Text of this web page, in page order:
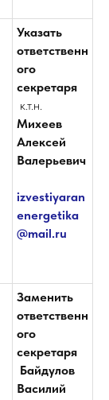
Указать
ответственн
ого
секретаря
к.т.н.
Михеев
Алексей
Валерьевич
izvestiyaran
energetika
@mail.ru
Заменить
ответственн
ого
секретаря
Байдулов
Василий